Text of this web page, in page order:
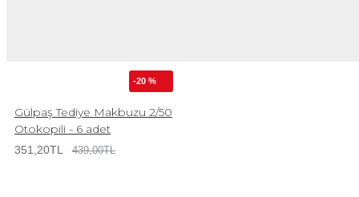
-20 %
Gülpaş Tediye Makbuzu 2/50
Otokopili - 6 adet
351,20TL 439,00TL